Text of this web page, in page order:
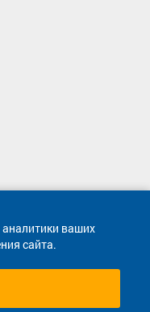
ваших
сайта.
продажи